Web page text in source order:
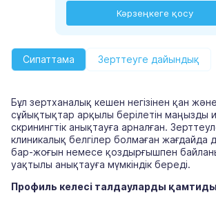
Кәрзеңкеге қосу
Сипаттама Зерттеуге дайындық
Бұл зертханалық кешен негізінен қан
сұйықтықтар арқылы берілетін маңызды
скринингтік анықтауға арналған.
клиникалық белгілер болмаған жағдайда
бар-жоғын немесе қоздырғышпен
уақтылы анықтауға мүмкіндік береді.
Профиль келесі талдауларды